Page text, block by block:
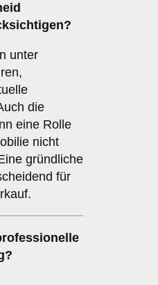
unter
die
eine Rolle
nicht
gründliche
für
?